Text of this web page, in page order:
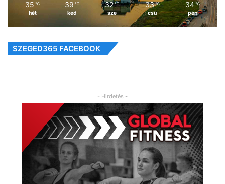
35 ℃
hét
39 ℃
ked
32 ℃
sze
33 ℃
csü
34 ℃
pén
SZEGED365 FACEBOOK
- Hirdetés -